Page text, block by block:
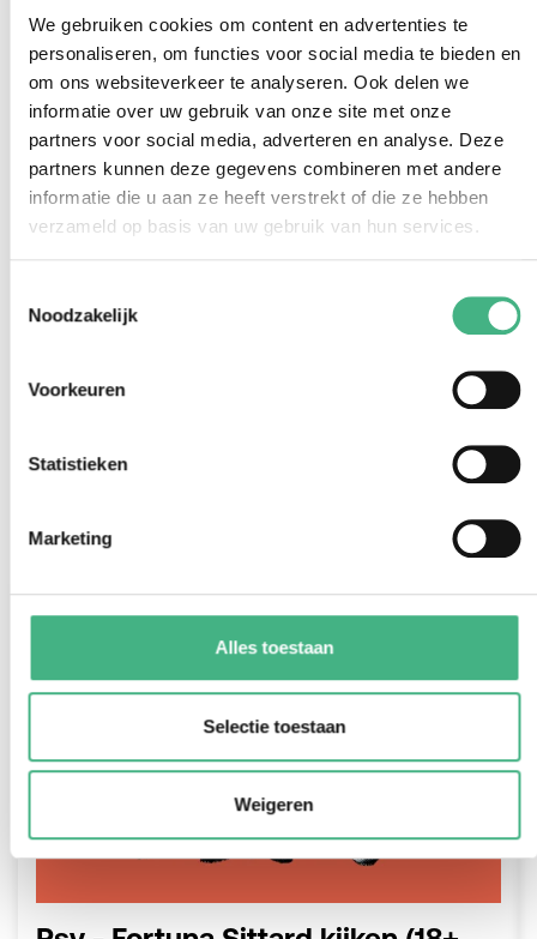
We gebruiken cookies om content en advertenties te
personaliseren, om functies voor social media te bieden en
om ons websiteverkeer te analyseren. Ook delen we
informatie over uw gebruik van onze site met onze
partners voor social media, adverteren en analyse. Deze
partners kunnen deze gegevens combineren met andere
informatie die u aan ze heeft verstrekt of die ze hebben
verzameld op basis van uw gebruik van hun services.
Noodzakelijk
Voorkeuren
Statistieken
Marketing
Alles toestaan
Selectie toestaan
Weigeren
Contact
Meer weten over het jongerenwerk in
Vlaardingen?
jongerenwerk@minters.nl
Al onze activiteiten